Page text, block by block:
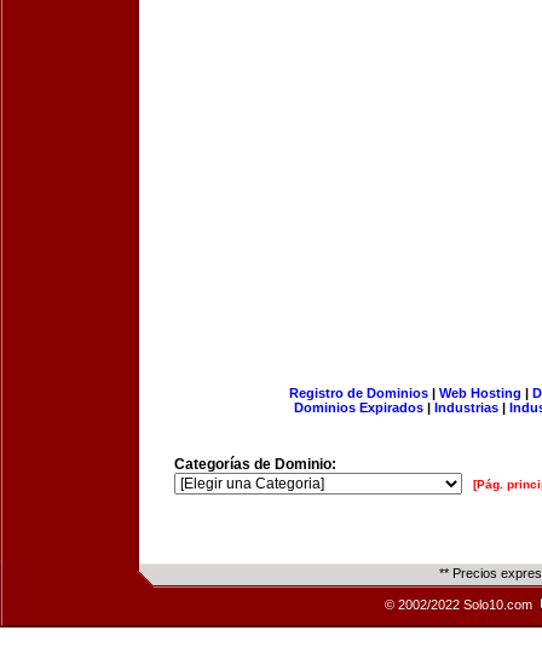
Registro de Dominios| Web Hosting |
Dominios Expirados | Industrias |
Categorías de Dominio:
[Pág.
** Precios
© 2002/2022 Solo10.com